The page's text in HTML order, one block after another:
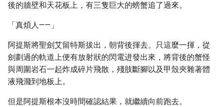
後的牆壁和天花板上，有三隻巨大的螃蟹追了過來。
「真煩人——」
阿提斯將聖劍艾留特斯拔出，朝背後揮去。只這麼一揮，從
劍劃過的軌道上便有放射狀的閃電进發出來，將背後的蟹怪
與周圍岩石一起炸成碎片飛散，殘肢斷腳以及甲殼夾雜著體
液飛濺到地板上。
但是阿提斯根本沒時間確認結果，就繼續向前跑去。